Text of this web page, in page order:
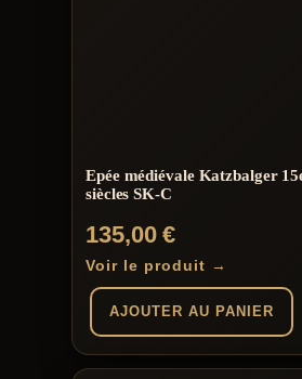
Epée médiévale Katzbalger
siècles SK-C
135,00€
Voir le produit →
AJOUTER AU PANIER